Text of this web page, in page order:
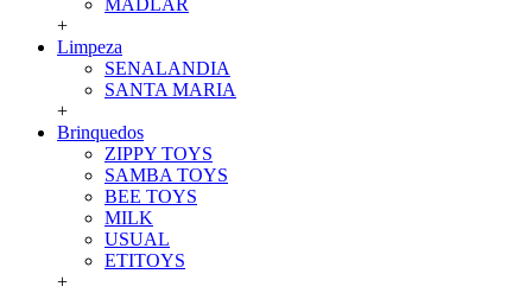
MADLAR
+
Limpeza
SENALANDIA
SANTA MARIA
+
Brinquedos
ZIPPY TOYS
SAMBA TOYS
BEE TOYS
MILK
USUAL
ETITOYS
+